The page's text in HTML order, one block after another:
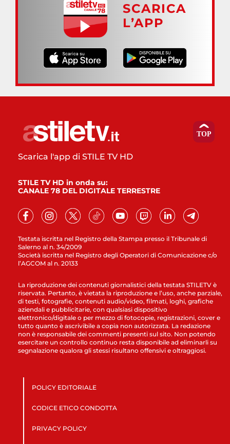
SCARICA
L’APP
Testata iscritta nel Registro della Stampa presso il Tribunale di
Salerno al n. 34/2009
Società iscritta nel Registro degli Operatori di Comunicazione c/o
l’AGCOM al n. 20133
Scarica l'app di STILE TV HD
STILE TV HD in onda su:
CANALE 78 DEL DIGITALE TERRESTRE
La riproduzione dei contenuti giornalistici della testata STILETV è
riservata. Pertanto, è vietata la riproduzione e l’uso, anche parziale,
di testi, fotografie, contenuti audio/video, filmati, loghi, grafiche
aziendali e pubblicitarie, con qualsiasi dispositivo
elettronico/digitale o per mezzo di fotocopie, registrazioni, cover e
tutto quanto è ascrivibile a copia non autorizzata. La redazione
non è responsabile dei commenti presenti sul sito. Non potendo
esercitare un controllo continuo resta disponibile ad eliminarli su
segnalazione qualora gli stessi risultano offensivi e oltraggiosi.
POLICY EDITORIALE
CODICE ETICO CONDOTTA
PRIVACY POLICY